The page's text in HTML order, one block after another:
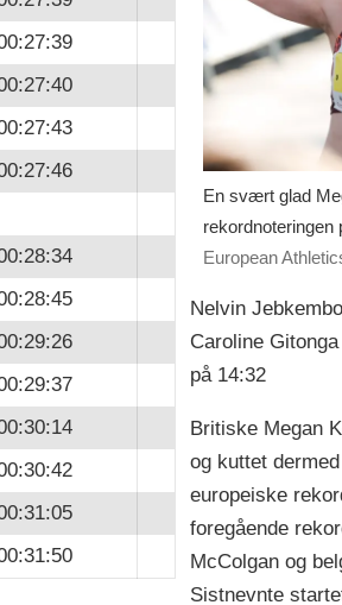
En svært glad
rekordnoteringen
European
Nelvin
Caroline
på 14:32
Britiske Megan
og kuttet
europeiske
foregående
McColgan og
Sistnevnte